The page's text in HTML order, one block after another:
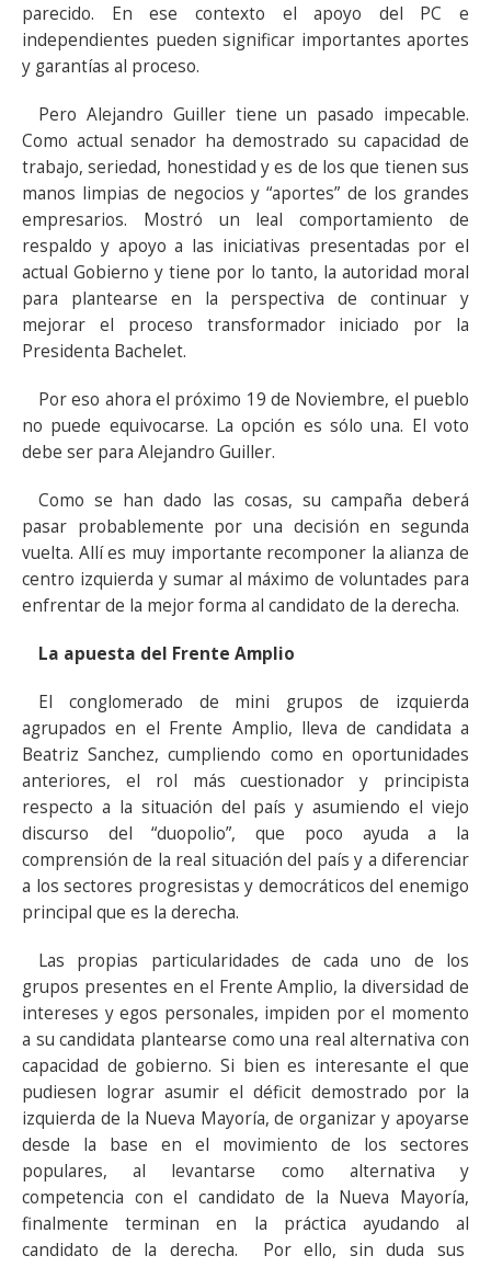
parecido. En ese contexto el apoyo del PC e
independientes pueden significar importantes aportes
y garantías al proceso.
Pero Alejandro Guiller tiene un pasado impecable.
Como actual senador ha demostrado su capacidad de
trabajo, seriedad, honestidad y es de los que tienen sus
manos limpias de negocios y “aportes” de los grandes
empresarios. Mostró un leal comportamiento de
respaldo y apoyo a las iniciativas presentadas por el
actual Gobierno y tiene por lo tanto, la autoridad moral
para plantearse en la perspectiva de continuar y
mejorar el proceso transformador iniciado por la
Presidenta Bachelet.
Por eso ahora el próximo 19 de Noviembre, el pueblo
no puede equivocarse. La opción es sólo una. El voto
debe ser para Alejandro Guiller.
Como se han dado las cosas, su campaña deberá
pasar probablemente por una decisión en segunda
vuelta. Allí es muy importante recomponer la alianza de
centro izquierda y sumar al máximo de voluntades para
enfrentar de la mejor forma al candidato de la derecha.
La apuesta del Frente Amplio
El conglomerado de mini grupos de izquierda
agrupados en el Frente Amplio, lleva de candidata a
Beatriz Sanchez, cumpliendo como en oportunidades
anteriores, el rol más cuestionador y principista
respecto a la situación del país y asumiendo el viejo
discurso del “duopolio”, que poco ayuda a la
comprensión de la real situación del país y a diferenciar
a los sectores progresistas y democráticos del enemigo
principal que es la derecha.
Las propias particularidades de cada uno de los
grupos presentes en el Frente Amplio, la diversidad de
intereses y egos personales, impiden por el momento
a su candidata plantearse como una real alternativa con
capacidad de gobierno. Si bien es interesante el que
pudiesen lograr asumir el déficit demostrado por la
izquierda de la Nueva Mayoría, de organizar y apoyarse
desde la base en el movimiento de los sectores
populares, al levantarse como alternativa y
competencia con el candidato de la Nueva Mayoría,
finalmente terminan en la práctica ayudando al
candidato de la derecha. Por ello, sin duda sus